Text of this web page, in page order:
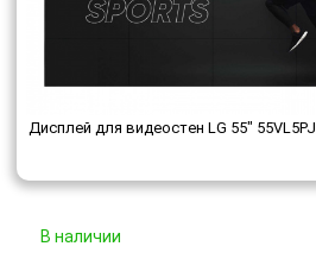
Дисплей для видеостен LG 55" 55VL5PJ
В наличии